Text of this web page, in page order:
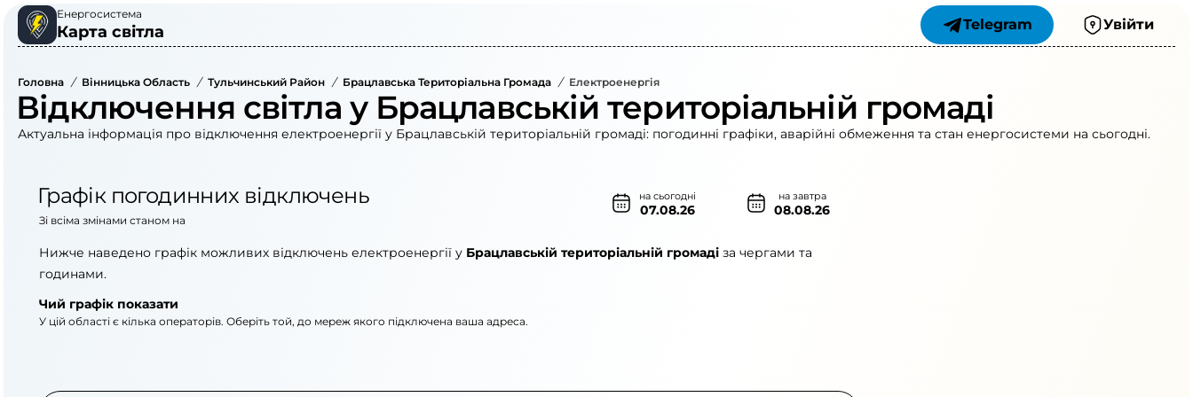
Енергосистема
Карта світла Telegram Увійти
Головна / Вінницька Область / Тульчинський Район / Брацлавська Територіальна Громада / Електроенергія
Відключення світла у Брацлавській територіальній громаді
Актуальна інформація про відключення електроенергії у Брацлавській територіальній громаді: погодинні графіки, аварійні обмеження та стан енергосистеми на сьогодні.
Графік погодинних відключень на сьогодні
07.08.26
на завтра
08.08.26
Зі всіма змінами станом на
Нижче наведено графік можливих відключень електроенергії у Брацлавській територіальній громаді за чергами та
годинами.
Чий графік показати
У цій області є кілька операторів. Оберіть той, до мереж якого підключена ваша адреса.